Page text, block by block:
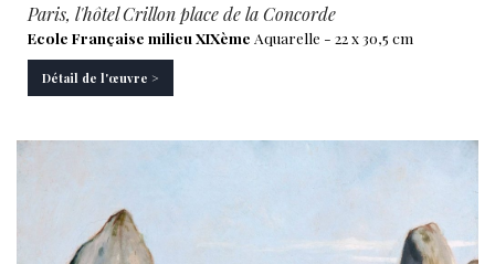
Paris, l'hôtel Crillon place de la Concorde
Ecole Française milieu XIXème Aquarelle - 22 x 30,5 cm
Détail de l'œuvre >